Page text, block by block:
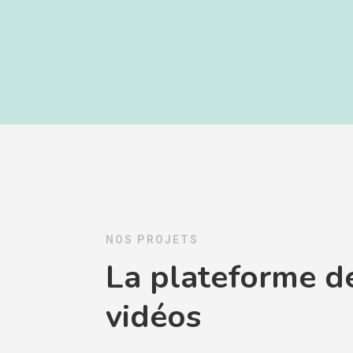
NOS PROJETS
La plateforme
vidéos